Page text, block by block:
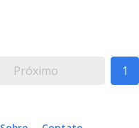
Próximo 1